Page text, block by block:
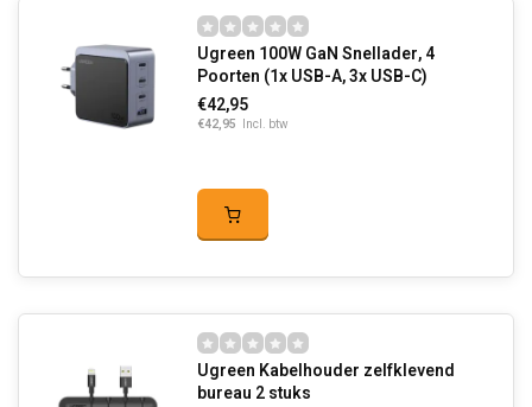
Ugreen 100W GaN Snellader, 4
Poorten (1x USB-A, 3x USB-C)
€42,95
€42,95 Incl. btw
Ugreen Kabelhouder zelfklevend
bureau 2 stuks